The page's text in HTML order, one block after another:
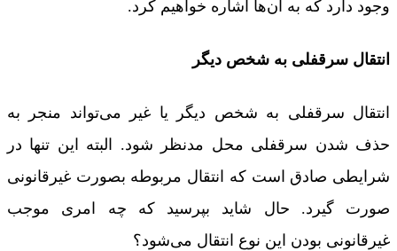
وجود دارد که به آن‌ها اشاره خواهیم کرد.
انتقال سرقفلی به شخص دیگر
انتقال سرقفلی به شخص دیگر یا غیر می‌تواند منجر به
حذف شدن سرقفلی محل مدنظر شود. البته این تنها در
شرایطی صادق است که انتقال مربوطه بصورت غیرقانونی
صورت گیرد. حال شاید بپرسید که چه امری موجب
غیرقانونی بودن این نوع انتقال می‌شود؟‌